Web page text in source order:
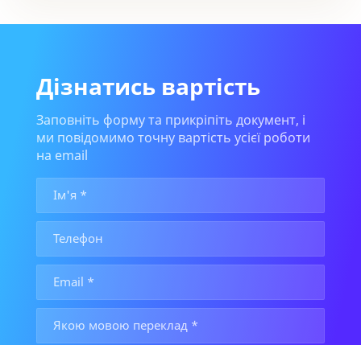
Дізнатись вартість
Заповніть форму та прикріпіть документ, і
ми повідомимо точну вартість усієї роботи
на email